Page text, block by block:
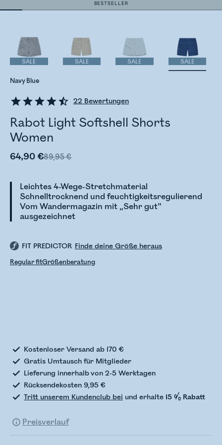
BESTSELLER
22 Bewertungen
Rabot Light Softshell Shorts
Women
64,90 €89,95 €
Leichtes 4-Wege-Stretchmaterial
Schnelltrocknend und feuchtigkeitsregulierend
Vom Wandermagazin mit „Sehr gut“
ausgezeichnet
Navy Blue
SALE SALE SALE SALE
FIT PREDICTOR Finde deine Größe heraus
Regular fitGrößenberatung
Kostenloser Versand ab 170 €
Gratis Umtausch für Mitglieder
Lieferung innerhalb von 2-5 Werktagen
Rücksendekosten 9,95 €
Tritt unserem Kundenclub bei und erhalte 15 % Rabatt
Preisverlauf